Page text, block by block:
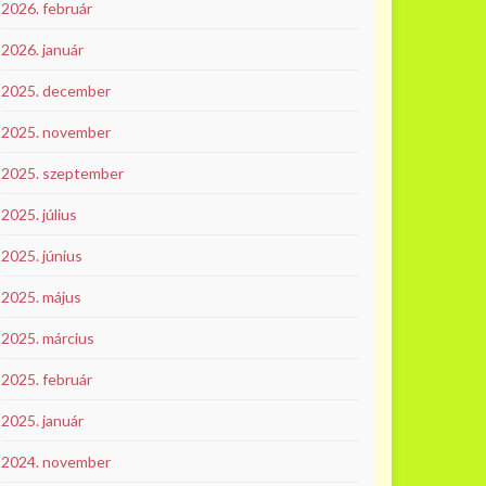
2026. február
2026. január
2025. december
2025. november
2025. szeptember
2025. július
2025. június
2025. május
2025. március
2025. február
2025. január
2024. november